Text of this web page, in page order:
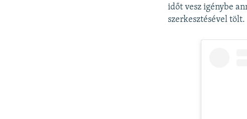
időt vesz igénybe
szerkesztésével tölt.